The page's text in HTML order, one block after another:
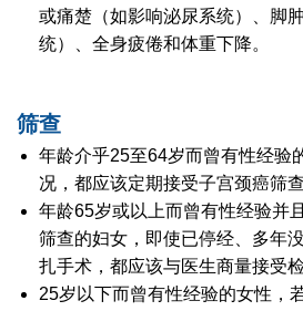
或痛楚（如影响泌尿系统）、脚
统）、全身疲倦和体重下降。
筛查
年龄介乎25至64岁而曾有性经验
况，都应该定期接受子宫颈癌筛查
年龄65岁或以上而曾有性经验并
筛查的妇女，即使已停经、多年
扎手术，都应该与医生商量接受检
25岁以下而曾有性经验的女性，